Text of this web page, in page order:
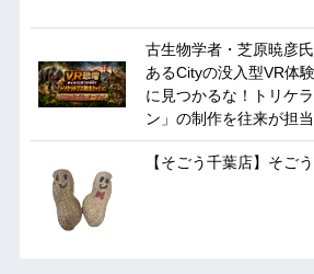
古生物学者・芝原暁彦
あるCityの没入型VR体
に見つかるな！トリケ
ン」の制作を往来が担当
【そごう千葉店】そご